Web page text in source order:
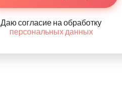
Даю согласие на обработку
персональных данных